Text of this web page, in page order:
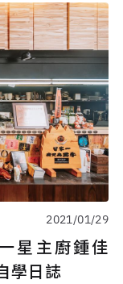
2021/01/29
星主廚鍾佳
學日誌